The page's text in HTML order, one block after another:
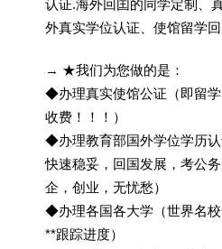
认证.海外回囯的同学定制、
外真实学位认证、使馆留学
→ ★我们为您做的是：
◆办理真实使馆公证（即留
收费！！！）
◆办理教育部国外学位学历认
快速稳妥，回国发展，考公
企，创业，无忧愁）
◆办理各国各大学（世界名
**跟踪进度）